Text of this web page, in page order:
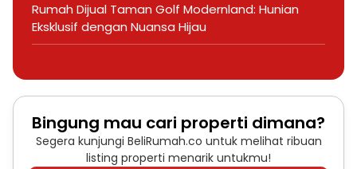
Rumah Dijual Taman Golf Modernland: Hunian
Eksklusif dengan Nuansa Hijau
Bingung mau cari properti dimana?
Segera kunjungi BeliRumah.co untuk melihat ribuan
listing properti menarik untukmu!